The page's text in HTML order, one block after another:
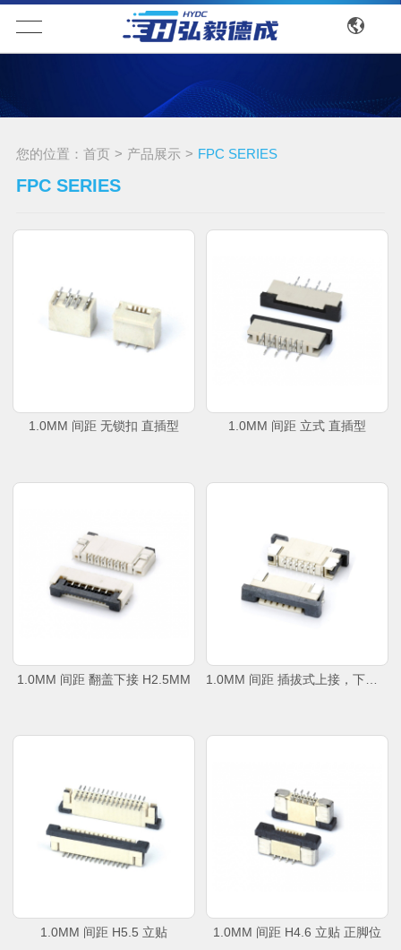
FPC SERIES
您的位置： 首页 > 产品展示 > FPC SERIES
1.0MM 间距 无锁扣 直插型 1.0MM 间距 立式 直插型
1.0MM 间距 翻盖下接 H2.5MM 1.0MM 间距 插拔式上接，下接 H2.5
1.0MM 间距 H5.5 立贴 1.0MM 间距 H4.6 立贴 正脚位